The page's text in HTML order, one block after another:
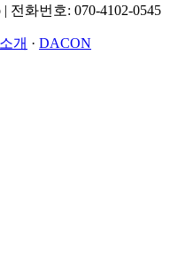
| 전화번호: 070-4102-0545
개 · DACON